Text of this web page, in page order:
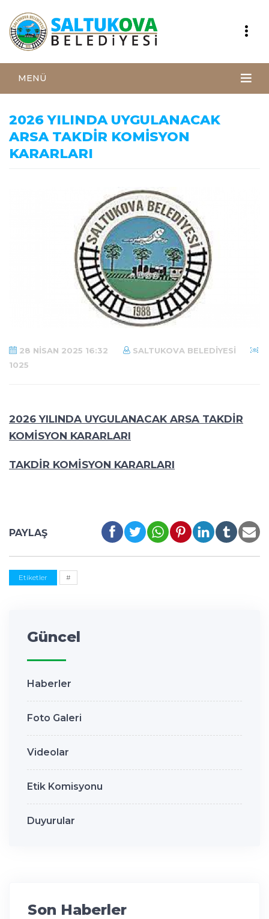
MENÜ
2026 YILINDA UYGULANACAK
ARSA TAKDİR KOMİSYON
KARARLARI
28 NISAN 2025 16:32
SALTUKOVA BELEDIYESI
1025
2026 YILINDA UYGULANACAK ARSA TAKDİR
KOMİSYON KARARLARI
TAKDİR KOMİSYON KARARLARI
PAYLAŞ
Etiketler #
Güncel
Haberler
Foto Galeri
Videolar
Etik Komisyonu
Duyurular
Son Haberler